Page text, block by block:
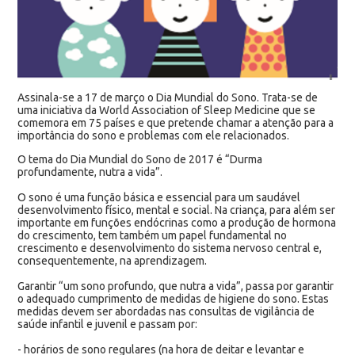
Assinala-se a 17 de março o Dia Mundial do Sono. Trata-se de
uma iniciativa da World Association of Sleep Medicine que se
comemora em 75 países e que pretende chamar a atenção para a
importância do sono e problemas com ele relacionados.
O tema do Dia Mundial do Sono de 2017 é “Durma
profundamente, nutra a vida”.
O sono é uma função básica e essencial para um saudável
desenvolvimento físico, mental e social. Na criança, para além ser
importante em funções endócrinas como a produção de hormona
do crescimento, tem também um papel fundamental no
crescimento e desenvolvimento do sistema nervoso central e,
consequentemente, na aprendizagem.
Garantir “um sono profundo, que nutra a vida”, passa por garantir
o adequado cumprimento de medidas de higiene do sono. Estas
medidas devem ser abordadas nas consultas de vigilância de
saúde infantil e juvenil e passam por:
- horários de sono regulares (na hora de deitar e levantar e